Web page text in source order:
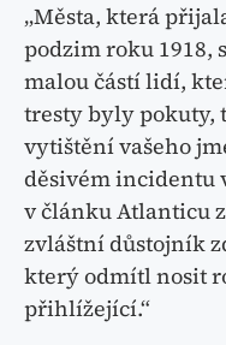
„Města, která
podzim roku 1918,
malou částí lidí,
tresty byly pokuty,
vytištění vašeho
děsivém incidentu
v článku Atlanticu
zvláštní důstojník
který odmítl nosit
přihlížející.“